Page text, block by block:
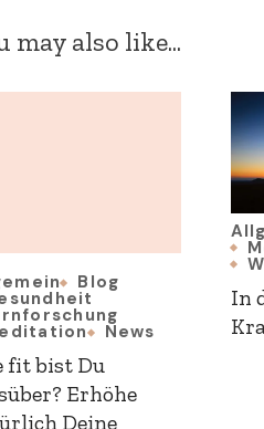
may also like...
Blog
News
fit bist Du
Erhöhe
Deine
In